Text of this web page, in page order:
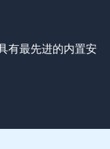
有最先进的内置安